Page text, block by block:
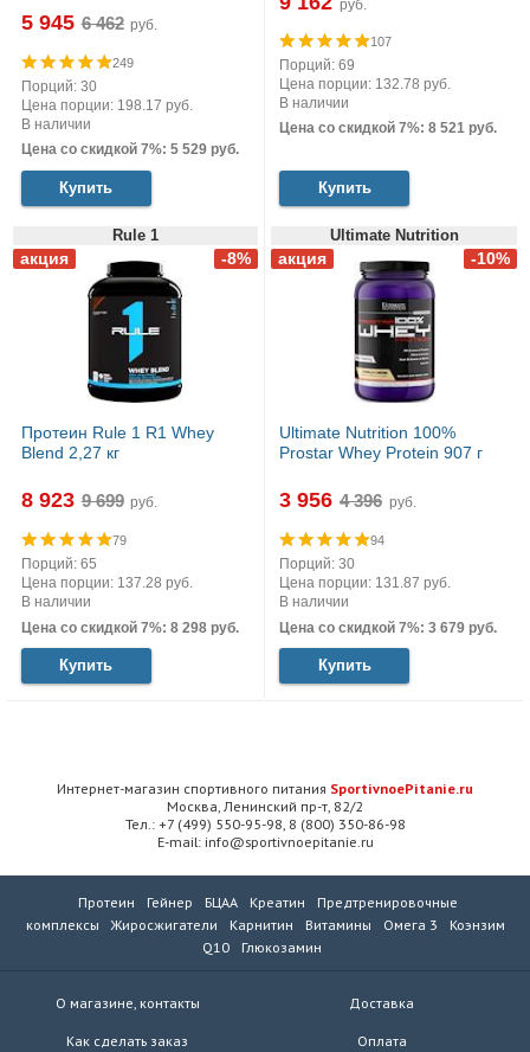
5 945 руб.
249
Порций: 30
Цена порции: 198.17 руб.
В наличии
Цена со скидкой 7%: 5 529 руб.
Купить
руб.
107
Порций: 69
Цена порции: 132.78 руб.
В наличии
Цена со скидкой 7%: 8 521 руб.
Купить
Rule 1
Протеин Rule 1 R1 Whey
Blend 2,27 кг
8 923 руб.
79
Порций: 65
Цена порции: 137.28 руб.
В наличии
Цена со скидкой 7%: 8 298 руб.
Купить
Ultimate Nutrition
Ultimate Nutrition 100%
Prostar Whey Protein 907 г
3 956 руб.
94
Порций: 30
Цена порции: 131.87 руб.
В наличии
Цена со скидкой 7%: 3 679 руб.
Купить
Интернет-магазин спортивного питания SportivnoePitanie.ru
Москва, Ленинский пр-т, 82/2
Тел.: +7 (499) 550-95-98, 8 (800) 350-86-98
E-mail: info@sportivnoepitanie.ru
Протеин Гейнер БЦАА Креатин
Предтренировочные
комплексы
Жиросжигатели Карнитин Витамины Омега 3
Коэнзим
Q10
Глюкозамин
О магазине, контакты
Как сделать заказ
Доставка
Оплата